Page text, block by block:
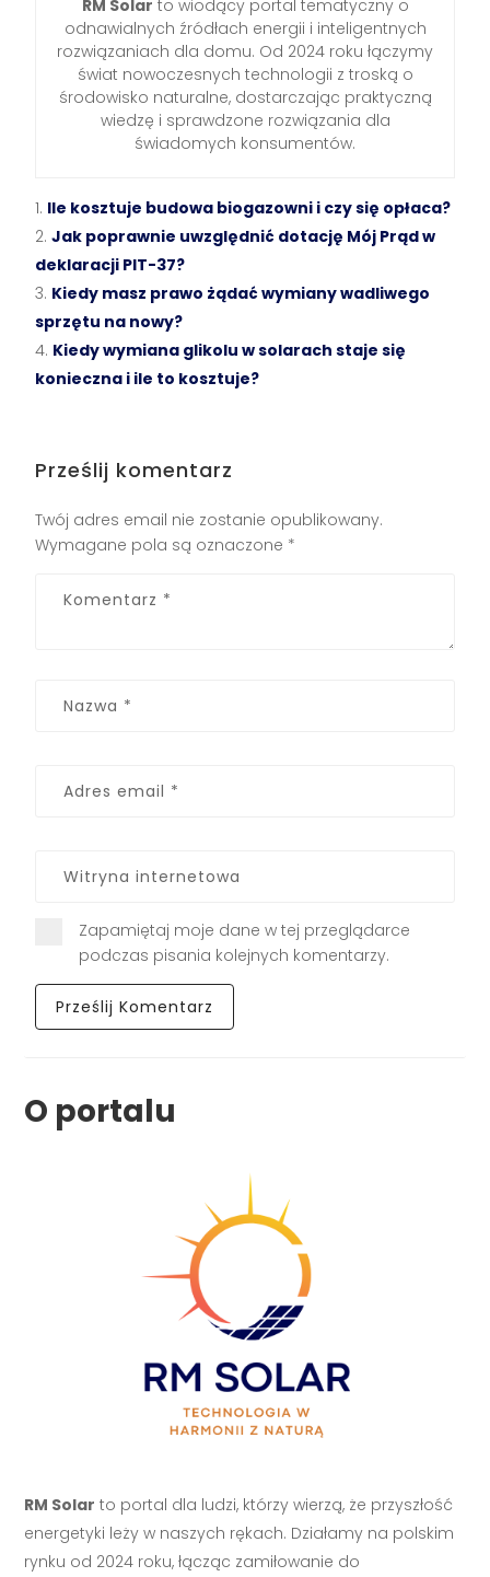
RM Solar to wiodący portal tematyczny o
odnawialnych źródłach energii i inteligentnych
rozwiązaniach dla domu. Od 2024 roku łączymy
świat nowoczesnych technologii z troską o
środowisko naturalne, dostarczając praktyczną
wiedzę i sprawdzone rozwiązania dla
świadomych konsumentów.
Ile kosztuje budowa biogazowni i czy się opłaca?
Jak poprawnie uwzględnić dotację Mój Prąd w
deklaracji PIT-37?
Kiedy masz prawo żądać wymiany wadliwego
sprzętu na nowy?
Kiedy wymiana glikolu w solarach staje się
konieczna i ile to kosztuje?
Prześlij komentarz
Twój adres email nie zostanie opublikowany.
Wymagane pola są oznaczone *
Zapamiętaj moje dane w tej przeglądarce
podczas pisania kolejnych komentarzy.
O portalu
RM Solar to portal dla ludzi, którzy wierzą, że przyszłość
energetyki leży w naszych rękach. Działamy na polskim
rynku od 2024 roku, łącząc zamiłowanie do